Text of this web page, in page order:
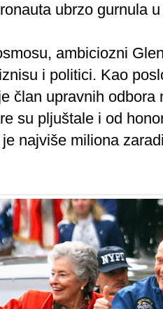
ubrzo gurnula
ambiciozni
i politici. Kao
član upravnih
su pljuštale i od
najviše miliona